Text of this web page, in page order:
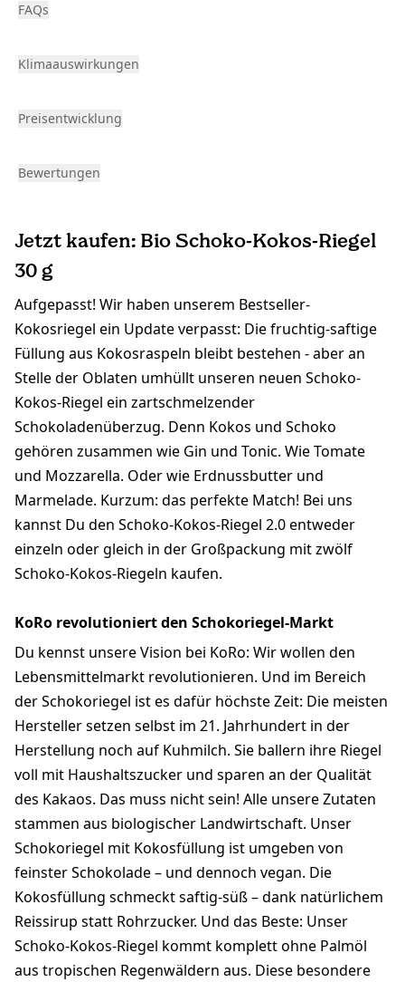
FAQs
Klimaauswirkungen
Preisentwicklung
Bewertungen
Jetzt kaufen: Bio Schoko-Kokos-Riegel
30 g
Aufgepasst! Wir haben unserem Bestseller-
Kokosriegel ein Update verpasst: Die fruchtig-saftige
Füllung aus Kokosraspeln bleibt bestehen - aber an
Stelle der Oblaten umhüllt unseren neuen Schoko-
Kokos-Riegel ein zartschmelzender
Schokoladenüberzug. Denn Kokos und Schoko
gehören zusammen wie Gin und Tonic. Wie Tomate
und Mozzarella. Oder wie Erdnussbutter und
Marmelade. Kurzum: das perfekte Match! Bei uns
kannst Du den Schoko-Kokos-Riegel 2.0 entweder
einzeln oder gleich in der Großpackung mit zwölf
Schoko-Kokos-Riegeln kaufen.
KoRo revolutioniert den Schokoriegel-Markt
Du kennst unsere Vision bei KoRo: Wir wollen den
Lebensmittelmarkt revolutionieren. Und im Bereich
der Schokoriegel ist es dafür höchste Zeit: Die meisten
Hersteller setzen selbst im 21. Jahrhundert in der
Herstellung noch auf Kuhmilch. Sie ballern ihre Riegel
voll mit Haushaltszucker und sparen an der Qualität
des Kakaos. Das muss nicht sein! Alle unsere Zutaten
stammen aus biologischer Landwirtschaft. Unser
Schokoriegel mit Kokosfüllung ist umgeben von
feinster Schokolade – und dennoch vegan. Die
Kokosfüllung schmeckt saftig-süß – dank natürlichem
Reissirup statt Rohrzucker. Und das Beste: Unser
Schoko-Kokos-Riegel kommt komplett ohne Palmöl
aus tropischen Regenwäldern aus. Diese besondere